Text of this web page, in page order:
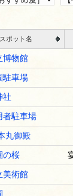
スポット名
博物館
駐車場
社
者駐車場
丸御殿
の桜
美術館